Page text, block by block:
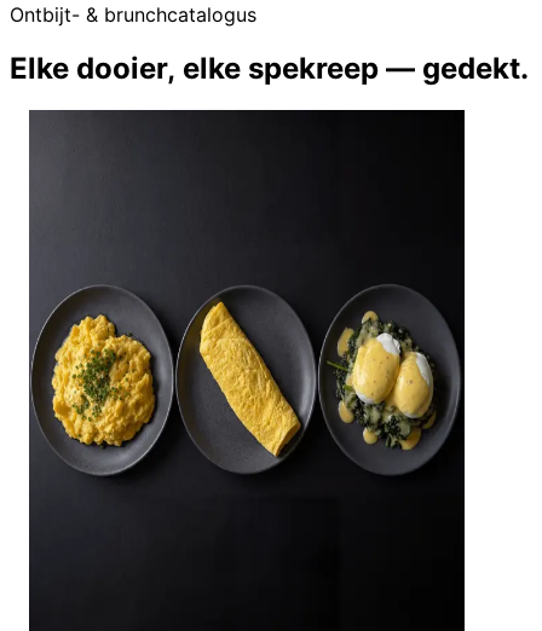
Ontbijt- & brunchcatalogus
Elke dooier, elke spekreep — gedekt.